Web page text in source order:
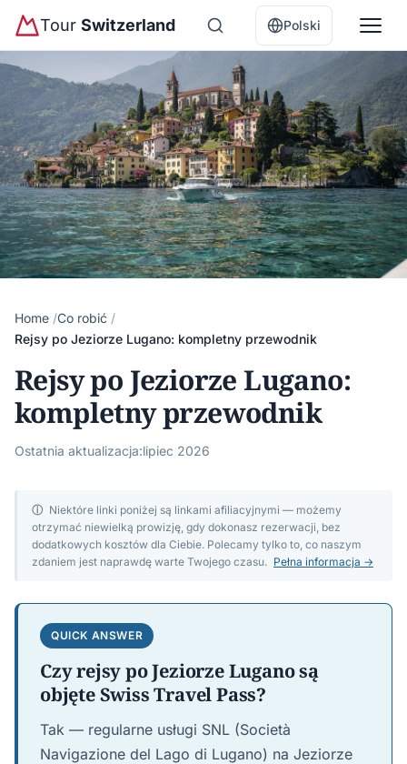
Tour Switzerland Polski
Home Co robić
Rejsy po Jeziorze Lugano: kompletny przewodnik
Rejsy po Jeziorze Lugano:
kompletny przewodnik
Ostatnia aktualizacja:lipiec 2026
ⓘ Niektóre linki poniżej są linkami afiliacyjnymi — możemy
otrzymać niewielką prowizję, gdy dokonasz rezerwacji, bez
dodatkowych kosztów dla Ciebie. Polecamy tylko to, co naszym
zdaniem jest naprawdę warte Twojego czasu. Pełna informacja →
QUICK ANSWER
Czy rejsy po Jeziorze Lugano są
objęte Swiss Travel Pass?
Tak — regularne usługi SNL (Società
Navigazione del Lago di Lugano) na Jeziorze